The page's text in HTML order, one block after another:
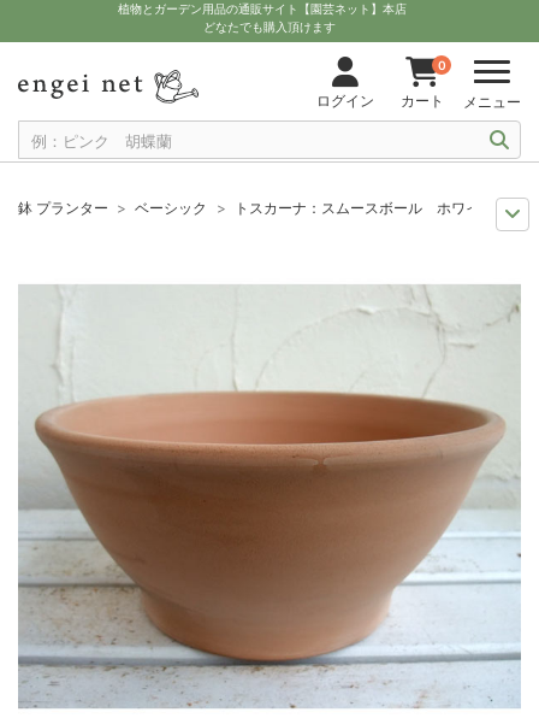
植物とガーデン用品の通販サイト【園芸ネット】本店
どなたでも購入頂けます
ログイン
0
カート メニュー
鉢 プランター ベーシック
トスカーナ：スムースボール ホワイト27cm
トスカーナ：スムースボール ホワイト